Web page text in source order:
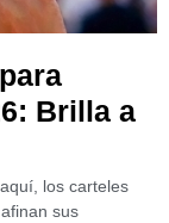
Brilla a
los carteles
sus